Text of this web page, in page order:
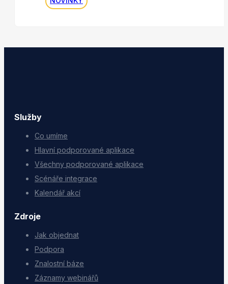
Služby
Co umíme
Hlavní podporované aplikace
Všechny podporované aplikace
Scénáře integrace
Kalendář akcí
Zdroje
Jak objednat
Podpora
Znalostní báze
Záznamy webinářů